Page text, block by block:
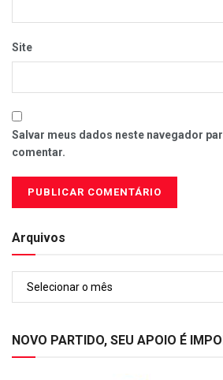
Site
Salvar meus dados neste navegador
comentar.
Arquivos
NOVO PARTIDO, SEU APOIO É